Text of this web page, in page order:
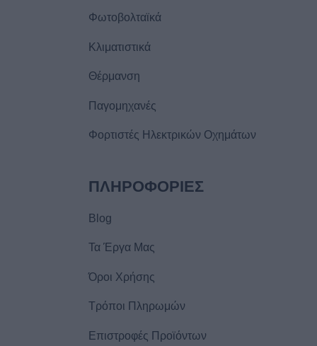
Φωτοβολταϊκά
Κλιματιστικά
Θέρμανση
Παγομηχανές
Φορτιστές Ηλεκτρικών Οχημάτων
ΠΛΗΡΟΦΟΡIΕΣ
Blog
Τα Έργα Μας
Όροι Χρήσης
Τρόποι Πληρωμών
Επιστροφές Προϊόντων